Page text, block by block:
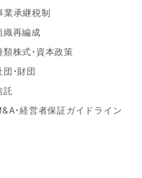
承継税制
再編成
株式・資本政策
・財団
・経営者保証ガイドライン